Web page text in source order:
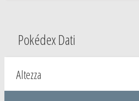
Pokédex Dati
Altezza